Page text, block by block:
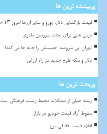
پربیننده ترین ها
قیمت بازگشایی دلار، یورو و سایر ارزها امروز ۱۳ خرداد ۱۴۰۵ به همراه جدول
درس هایی برای نجات سرزمین مادری
تهران، بی سروصدا جمعیتش را جابه جا می کند!
دلار و سکه طرح جدید در راه ارزانی
پربحث ترین ها
ریشه خیلی از مشکلات محیط زیست فرهنگی است
سقوط آزاد قیمت خودرو در بازار
اعلام قیمت حقیقی مرغ